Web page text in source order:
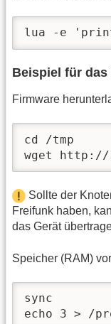
lua -e
Beispiel für das
Firmware
cd /tmp
wget http://
Sollte der
Freifunk haben,
das Gerät
Speicher (RAM)
sync
echo 3 > /